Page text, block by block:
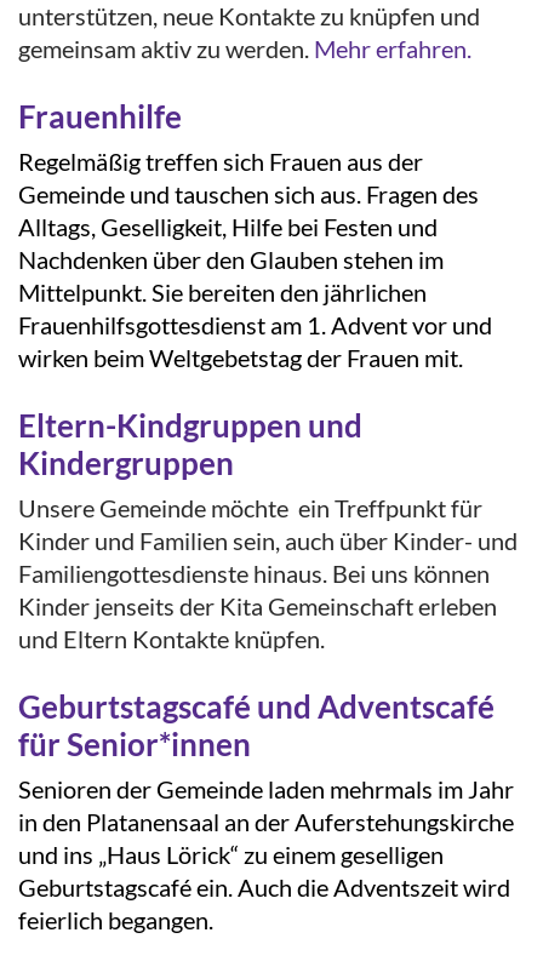
unterstützen, neue Kontakte zu knüpfen und
gemeinsam aktiv zu werden. Mehr erfahren.
Frauenhilfe
Regelmäßig treffen sich Frauen aus der
Gemeinde und tauschen sich aus. Fragen des
Alltags, Geselligkeit, Hilfe bei Festen und
Nachdenken über den Glauben stehen im
Mittelpunkt. Sie bereiten den jährlichen
Frauenhilfsgottesdienst am 1. Advent vor und
wirken beim Weltgebetstag der Frauen mit.
Eltern-Kindgruppen und
Kindergruppen
Unsere Gemeinde möchte ein Treffpunkt für
Kinder und Familien sein, auch über Kinder- und
Familiengottesdienste hinaus. Bei uns können
Kinder jenseits der Kita Gemeinschaft erleben
und Eltern Kontakte knüpfen.
Geburtstagscafé und Adventscafé
für Senior*innen
Senioren der Gemeinde laden mehrmals im Jahr
in den Platanensaal an der Auferstehungskirche
und ins „Haus Lörick“ zu einem geselligen
Geburtstagscafé ein. Auch die Adventszeit wird
feierlich begangen.